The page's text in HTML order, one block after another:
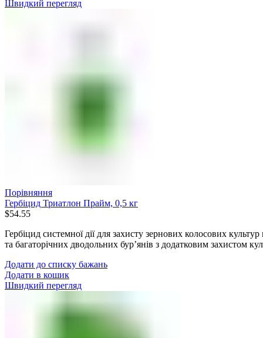
Швидкий перегляд
Порівняння
Гербіцид Триатлон Прайм, 0,5 кг
$54.55
Гербіцид системної дії для захисту зернових колосових
та багаторічних дводольних бур’янів з додатковим захистом
Додати до списку бажань
Додати в кошик
Швидкий перегляд